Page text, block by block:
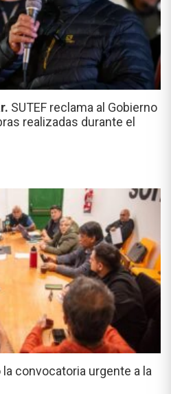
SUTEF reclama al Gobierno
realizadas durante el
convocatoria urgente a la